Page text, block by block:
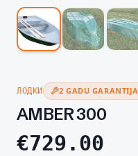
ЛОДКИ 2 GADU GARANTIJA
AMBER 300
€729.00